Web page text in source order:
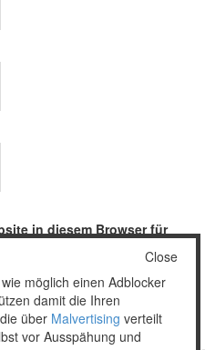
in diesem Browser für
Close
möglich einen Adblocker
damit die Ihren
über Malvertising verteilt
vor Ausspähung und